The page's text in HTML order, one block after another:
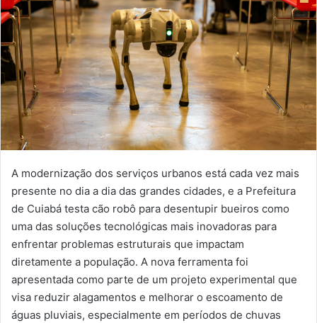
A modernização dos serviços urbanos está cada vez mais
presente no dia a dia das grandes cidades, e a Prefeitura
de Cuiabá testa cão robô para desentupir bueiros como
uma das soluções tecnológicas mais inovadoras para
enfrentar problemas estruturais que impactam
diretamente a população. A nova ferramenta foi
apresentada como parte de um projeto experimental que
visa reduzir alagamentos e melhorar o escoamento de
águas pluviais, especialmente em períodos de chuvas